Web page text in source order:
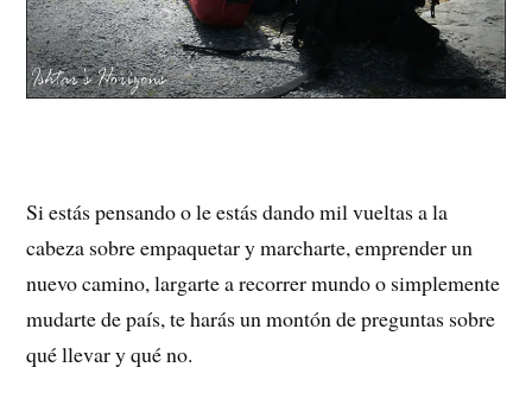
Si estás pensando o le estás dando mil vueltas a la
cabeza sobre empaquetar y marcharte, emprender un
nuevo camino, largarte a recorrer mundo o simplemente
mudarte de país, te harás un montón de preguntas sobre
qué llevar y qué no.